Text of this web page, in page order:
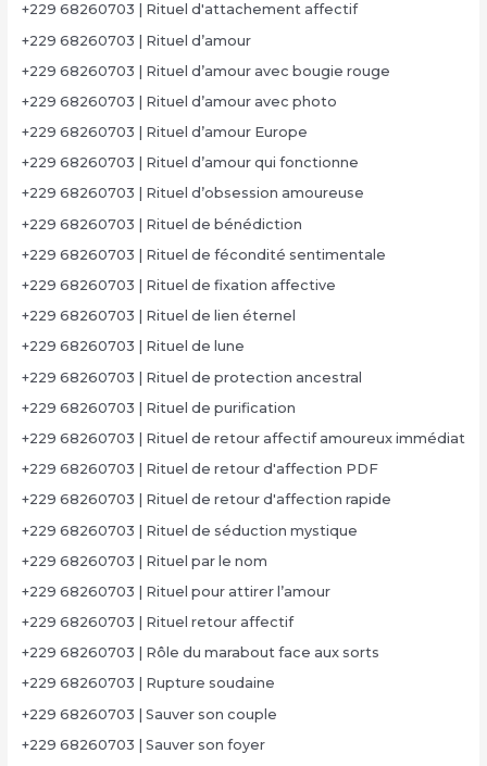
+229 68260703 | Rituel d'attachement affectif
+229 68260703 | Rituel d’amour
+229 68260703 | Rituel d’amour avec bougie rouge
+229 68260703 | Rituel d’amour avec photo
+229 68260703 | Rituel d’amour Europe
+229 68260703 | Rituel d’amour qui fonctionne
+229 68260703 | Rituel d’obsession amoureuse
+229 68260703 | Rituel de bénédiction
+229 68260703 | Rituel de fécondité sentimentale
+229 68260703 | Rituel de fixation affective
+229 68260703 | Rituel de lien éternel
+229 68260703 | Rituel de lune
+229 68260703 | Rituel de protection ancestral
+229 68260703 | Rituel de purification
+229 68260703 | Rituel de retour affectif amoureux immédiat
+229 68260703 | Rituel de retour d'affection PDF
+229 68260703 | Rituel de retour d'affection rapide
+229 68260703 | Rituel de séduction mystique
+229 68260703 | Rituel par le nom
+229 68260703 | Rituel pour attirer l’amour
+229 68260703 | Rituel retour affectif
+229 68260703 | Rôle du marabout face aux sorts
+229 68260703 | Rupture soudaine
+229 68260703 | Sauver son couple
+229 68260703 | Sauver son foyer